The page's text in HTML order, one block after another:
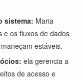
sistema: Maria
e os fluxos de dados
estáveis.
ela gerencia a
de acesso e